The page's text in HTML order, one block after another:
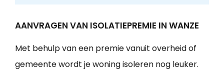
AANVRAGEN VAN ISOLATIEPREMIE IN WANZE
Met behulp van een premie vanuit overheid of
gemeente wordt je woning isoleren nog leuker.